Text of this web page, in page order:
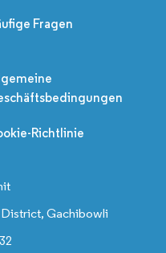
Fragen
Richtlinie
District, Gachibowli